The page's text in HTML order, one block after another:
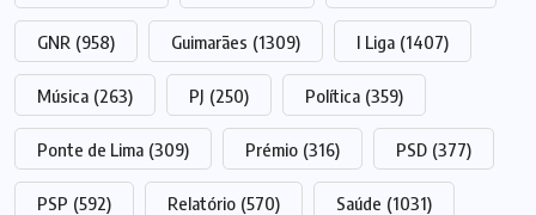
GNR (958) Guimarães (1309) I Liga (1407)
Música (263) PJ (250) Política (359)
Ponte de Lima (309) Prémio (316) PSD (377)
PSP (592) Relatório (570) Saúde (1031)